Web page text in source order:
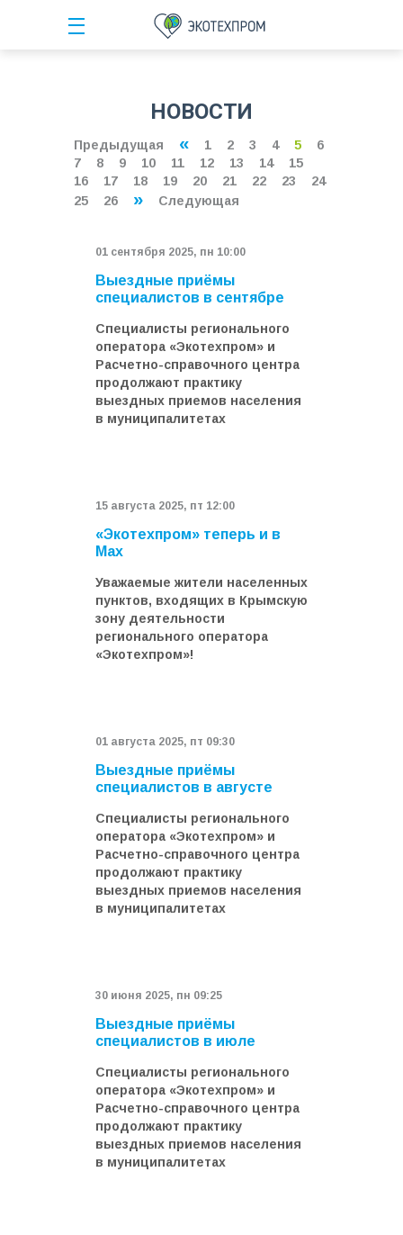
НОВОСТИ
Предыдущая « 1 2 3 4 5
6
7
8 9 10 11 12 13 14
15
16
17 18 19 20 21 22 23
24
25
26 » Следующая
01 сентября 2025, пн 10:00
Выездные приёмы
специалистов в сентябре
Специалисты регионального
оператора «Экотехпром» и
Расчетно-справочного центра
продолжают практику
выездных приемов населения
в муниципалитетах
15 августа 2025, пт 12:00
«Экотехпром» теперь и в
Max
Уважаемые жители населенных
пунктов, входящих в Крымскую
зону деятельности
регионального оператора
«Экотехпром»!
01 августа 2025, пт 09:30
Выездные приёмы
специалистов в августе
Специалисты регионального
оператора «Экотехпром» и
Расчетно-справочного центра
продолжают практику
выездных приемов населения
в муниципалитетах
30 июня 2025, пн 09:25
Выездные приёмы
специалистов в июле
Специалисты регионального
оператора «Экотехпром» и
Расчетно-справочного центра
продолжают практику
выездных приемов населения
в муниципалитетах